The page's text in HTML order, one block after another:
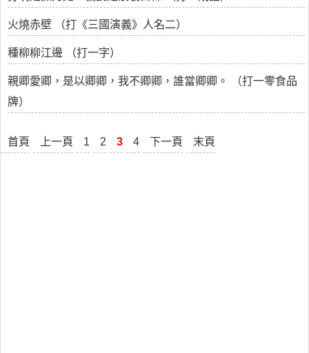
火燒赤壁 （打《三國演義》人名二）
種柳柳江邊 （打一字）
親卿愛卿，是以卿卿，我不卿卿，誰當卿卿。 （打一零食品
牌）
首頁 上一頁 1 2 3 4 下一頁 末頁